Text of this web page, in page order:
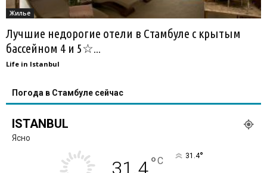
Жилье
Лучшие недорогие отели в Стамбуле с крытым
бассейном 4 и 5☆...
Life in Istanbul
Погода в Стамбуле сейчас
ISTANBUL
Ясно
31.4°C 31.4°